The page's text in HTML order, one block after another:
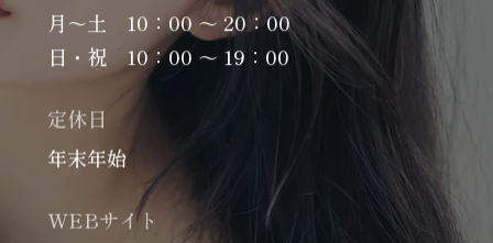
月～土 10：00 ～ 20：00
日・祝 10：00 ～ 19：00
定休日
年末年始
WEBサイト